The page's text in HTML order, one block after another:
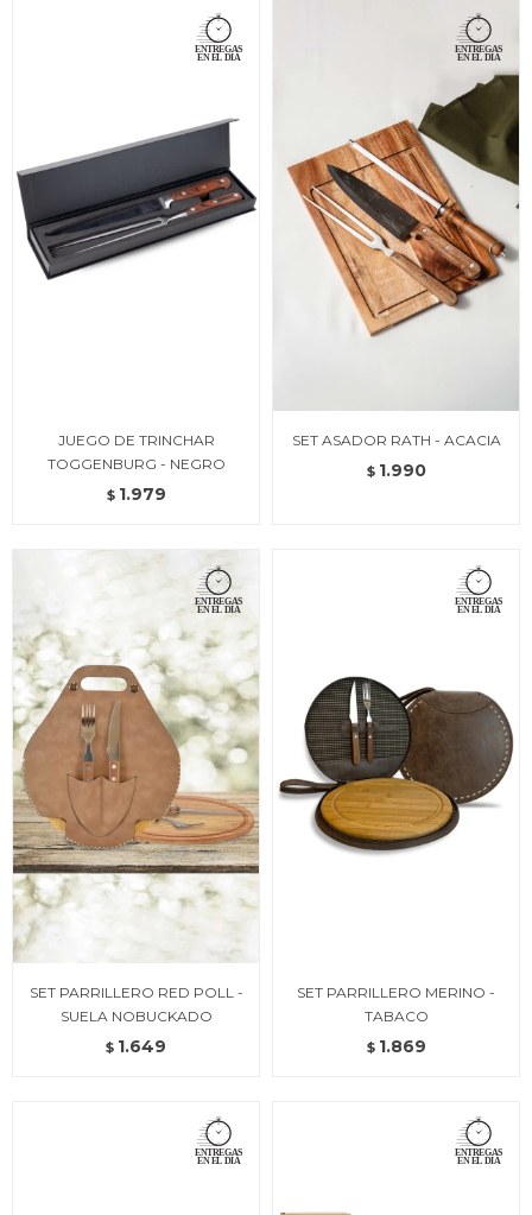
JUEGO DE TRINCHAR
TOGGENBURG - NEGRO
$ 1.979
SET ASADOR RATH - ACACIA
$ 1.990
SET PARRILLERO RED POLL -
SUELA NOBUCKADO
$ 1.649
SET PARRILLERO MERINO -
TABACO
$ 1.869